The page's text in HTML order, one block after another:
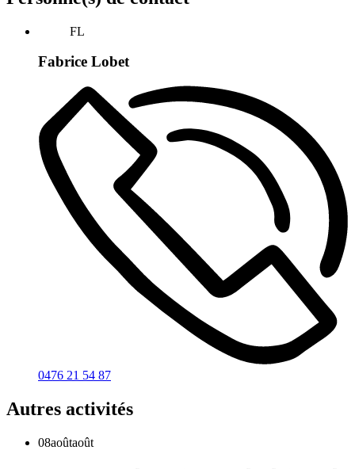
FL
Fabrice Lobet
0476 21 54 87
Autres activités
08aoûtaoût